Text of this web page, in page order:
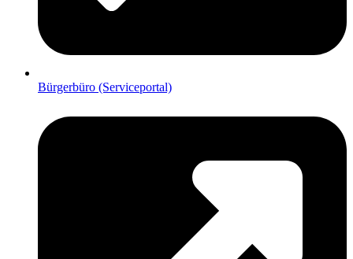
Bürgerbüro (Serviceportal)